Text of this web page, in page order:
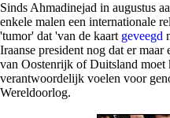
Sinds Ahmadinejad in augustus
enkele malen een internationale
'tumor' dat 'van de kaart geveegd
Iraanse president nog dat er maar
van Oostenrijk of Duitsland moet
verantwoordelijk voelen voor
Wereldoorlog.